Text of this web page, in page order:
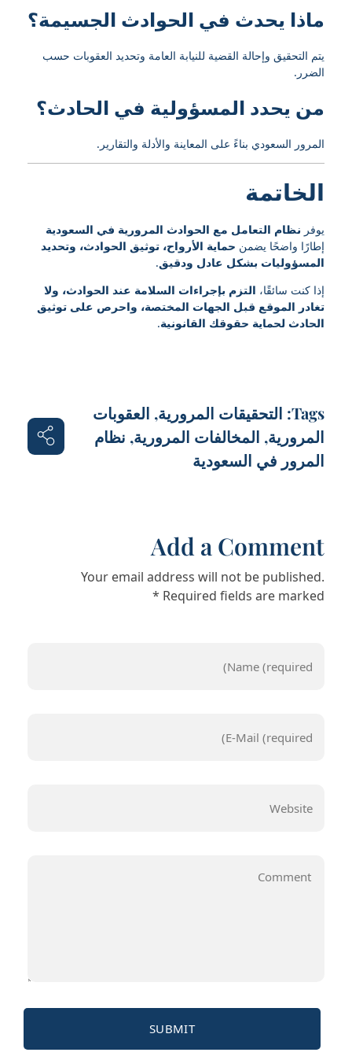
ماذا يحدث في الحوادث الجسيمة؟
يتم التحقيق وإحالة القضية للنيابة العامة وتحديد العقوبات حسب
الضرر.
من يحدد المسؤولية في الحادث؟
المرور السعودي بناءً على المعاينة والأدلة والتقارير.
الخاتمة
يوفر نظام التعامل مع الحوادث المرورية في السعودية
إطارًا واضحًا يضمن حماية الأرواح، توثيق الحوادث، وتحديد
المسؤوليات بشكل عادل ودقيق .
إذا كنت سائقًا، التزم بإجراءات السلامة عند الحوادث، ولا
تغادر الموقع قبل الجهات المختصة، واحرص على توثيق
الحادث لحماية حقوقك القانونية.
Tags: التحقيقات المرورية, العقوبات
المرورية, المخالفات المرورية, نظام
المرور في السعودية
Add a Comment
Your email address will not be published.
Required fields are marked *